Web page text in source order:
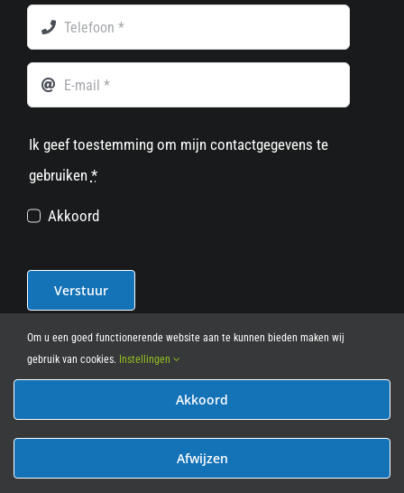
Ik geef toestemming om mijn contactgegevens te
gebruiken *
Akkoord
Verstuur
© 2012 - 2026• Leasy Bike • All Rights Reserved • powered
Om u een goed functionerende website aan te kunnen bieden maken wij
gebruik van cookies. Instellingen
Akkoord
Afwijzen